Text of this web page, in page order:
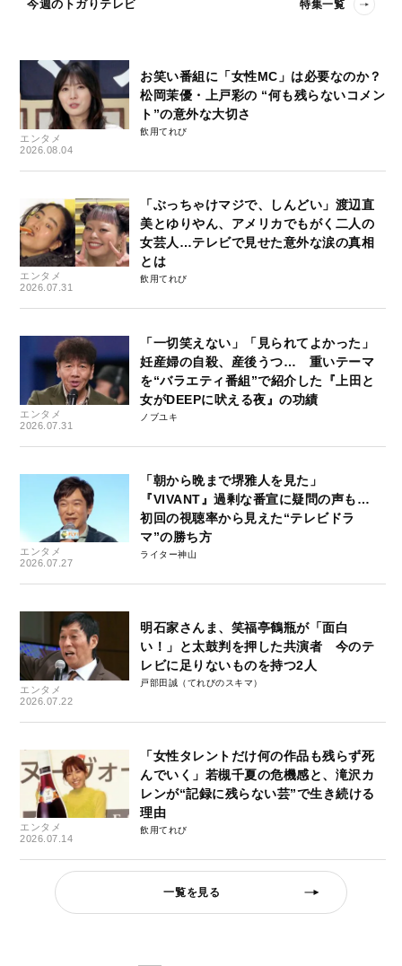
今週のトガりテレビ 特集一覧
エンタメ
2026.08.04
お笑い番組に「女性MC」は必要なのか？
松岡茉優・上戸彩の “何も残らないコメン
ト”の意外な大切さ
飲用てれび
エンタメ
2026.07.31
「ぶっちゃけマジで、しんどい」渡辺直
美とゆりやん、アメリカでもがく二人の
女芸人…テレビで見せた意外な涙の真相
とは
飲用てれび
エンタメ
2026.07.31
「一切笑えない」「見られてよかった」
妊産婦の自殺、産後うつ… 重いテーマ
を“バラエティ番組”で紹介した『上田と
女がDEEPに吠える夜』の功績
ノブユキ
エンタメ
2026.07.27
「朝から晩まで堺雅人を見た」
『VIVANT』過剰な番宣に疑問の声も…
初回の視聴率から見えた“テレビドラ
マ”の勝ち方
ライター神山
エンタメ
2026.07.22
明石家さんま、笑福亭鶴瓶が「面白
い！」と太鼓判を押した共演者 今のテ
レビに足りないものを持つ2人
戸部田誠（てれびのスキマ）
エンタメ
2026.07.14
「女性タレントだけ何の作品も残らず死
んでいく」若槻千夏の危機感と、滝沢カ
レンが“記録に残らない芸”で生き続ける
理由
飲用てれび
一覧を見る